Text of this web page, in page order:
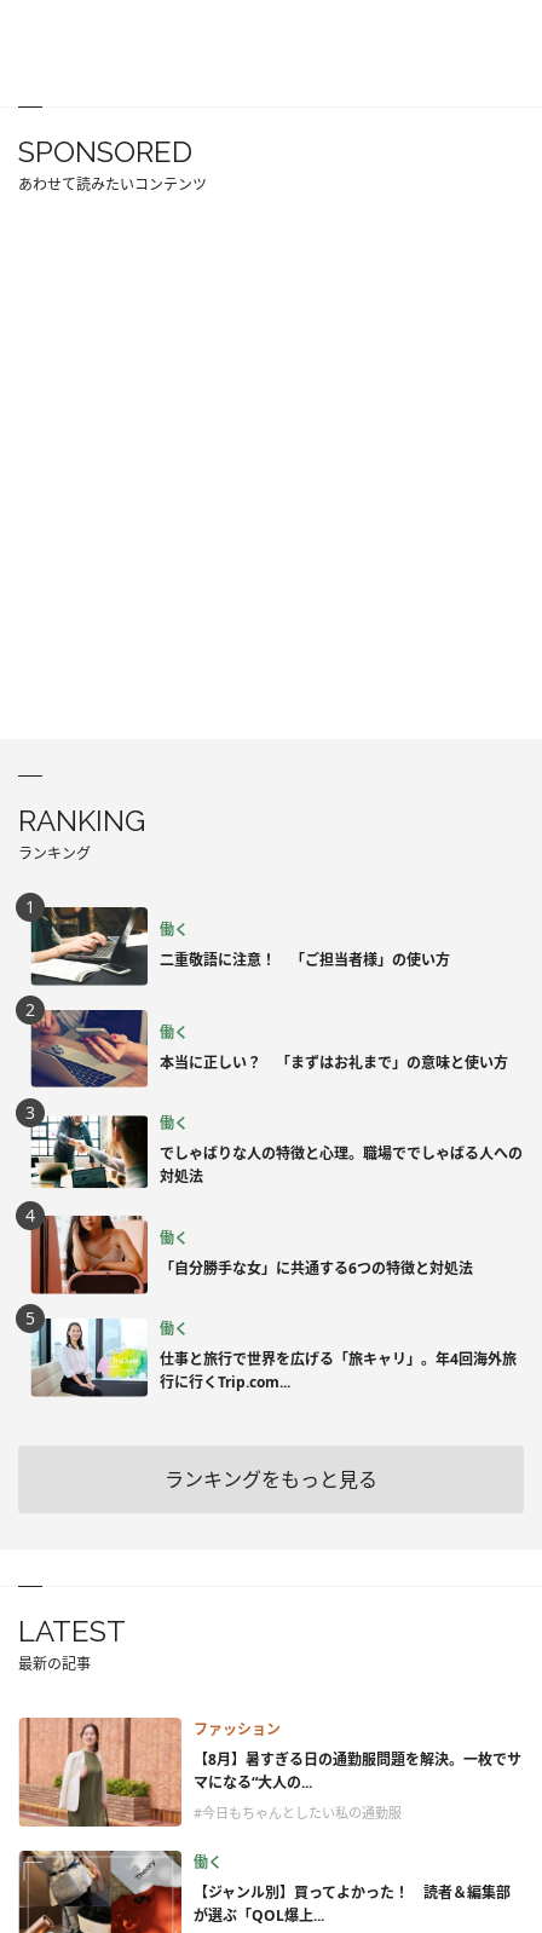
SPONSORED
あわせて読みたいコンテンツ
RANKING
ランキング
働く
二重敬語に注意！ 「ご担当者様」の使い方
働く
本当に正しい？ 「まずはお礼まで」の意味と使い方
働く
でしゃばりな人の特徴と心理。職場ででしゃばる人への
対処法
働く
「自分勝手な女」に共通する6つの特徴と対処法
働く
仕事と旅行で世界を広げる「旅キャリ」。年4回海外旅
行に行くTrip.com...
ランキングをもっと見る
LATEST
最新の記事
ファッション
【8月】暑すぎる日の通勤服問題を解決。一枚でサ
マになる“大人の...
#今日もちゃんとしたい私の通勤服
働く
【ジャンル別】買ってよかった！ 読者＆編集部
が選ぶ「QOL爆上...